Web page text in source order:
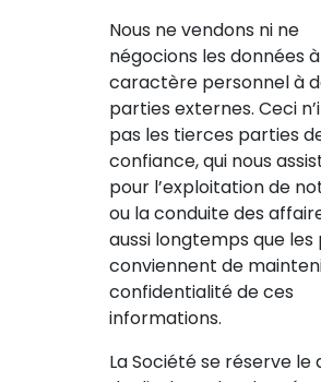
Nous ne vendons ni ne
négocions les données à
caractère personnel à
parties externes. Ceci
pas les tierces parties
confiance, qui nous
pour l’exploitation de
ou la conduite des
aussi longtemps que les
conviennent de
confidentialité de ces
informations.
La Société se réserve le